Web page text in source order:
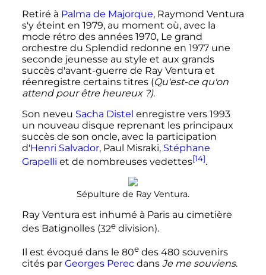
Retiré à Palma de Majorque, Raymond Ventura
s'y éteint en 1979, au moment où, avec la
mode rétro des années 1970, Le grand
orchestre du Splendid redonne en 1977 une
seconde jeunesse au style et aux grands
succès d'avant-guerre de Ray Ventura et
réenregistre certains titres (Qu'est-ce qu'on
attend pour être heureux ?).
Son neveu Sacha Distel enregistre vers 1993
un nouveau disque reprenant les principaux
succès de son oncle, avec la participation
d'Henri Salvador, Paul Misraki, Stéphane
Grapelli et de nombreuses vedettes[14].
Sépulture de Ray Ventura.
Ray Ventura est inhumé à Paris au cimetière
des Batignolles (32e division).
Il est évoqué dans le 80edes 480 souvenirs
cités par Georges Perecdans Je me souviens.